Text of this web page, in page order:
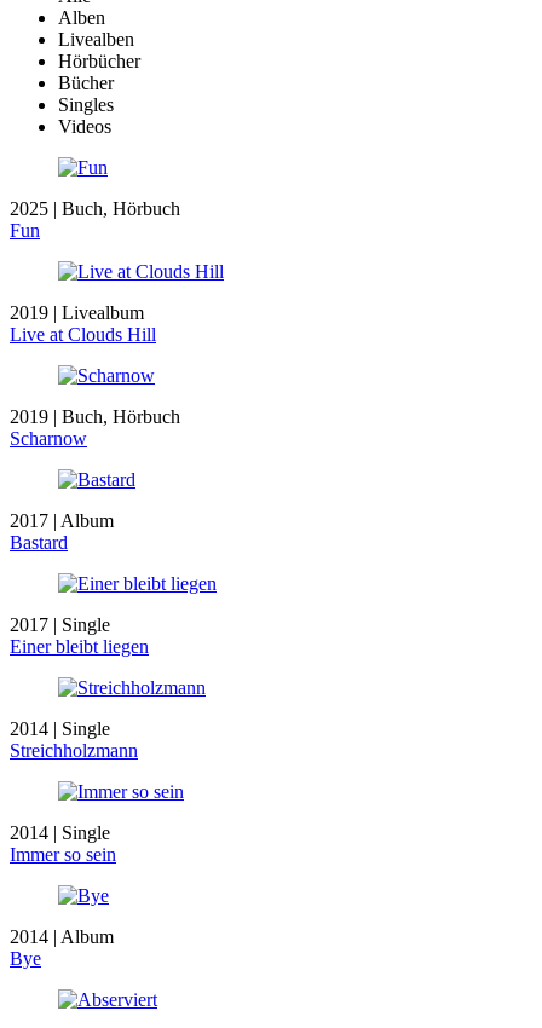
Alben
Livealben
Hörbücher
Bücher
Singles
Videos
2025 | Buch, Hörbuch
Fun
2019 | Livealbum
Live at Clouds Hill
2019 | Buch, Hörbuch
Scharnow
2017 | Album
Bastard
2017 | Single
Einer bleibt liegen
2014 | Single
Streichholzmann
2014 | Single
Immer so sein
2014 | Album
Bye